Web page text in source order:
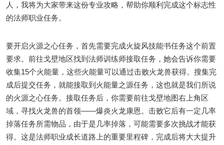
人，我将为大家带来这份专业攻略，帮助你顺利完成这个标志性
的法师职业任务。
要开启火源之心任务，首先需要完成火旋风技能书任务这个前置
要求。前往戈壁地区找到法师训练师接取任务，她会告诉你需要
收集15个火能量，这些火能量可以通过击败火龙兽获得。搜集完
成后提交任务，就能接取到火能量之源任务，这也就是我们所说
的火源之心任务。接取任务后，你需要前往戈壁地图右上角区
域，寻找火龙兽的首领——爆炎火龙康恩。击败它后有一定几率
掉落任务所需物品，由于是几率掉落，可能需要多次挑战才能获
得。这是法师职业成长道路上的重要里程碑，完成后将大大提升